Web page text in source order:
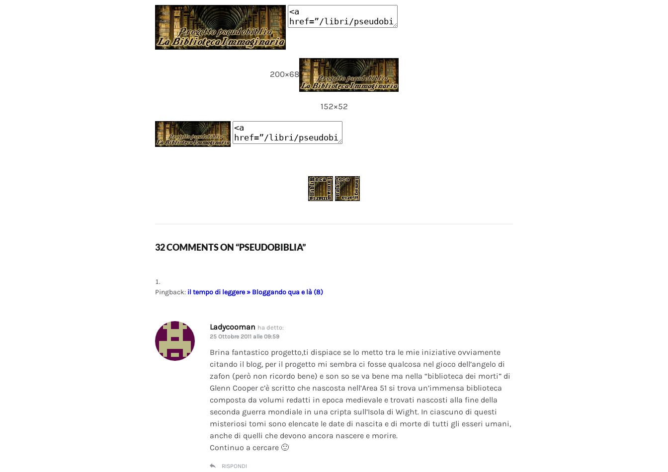
200×68
152×52
32 COMMENTS ON “PSEUDOBIBLIA”
Pingback: il tempo di leggere » Bloggando qua e là (8)
Ladycooman ha detto:
25 Ottobre 2011 alle 09:59
Brina fantastico progetto,ti dispiace se lo metto tra le mie iniziative ovviamente
citando il blog, per il progetto mi sembra ci fosse qualcosa nel gioco dell’angelo di
zafon (però non ricordo bene) e son so se va bene ma nella “biblioteca dei morti” di
Glenn Cooper c’è scritto che nascosta nell’Area 51 si trova un’immensa biblioteca
composta da volumi redatti in epoca medievale e trovati nascosti alla fine della
seconda guerra mondiale in una cripta sull’Isola di Wight. In ciascuno di questi
misteriosi tomi sono elencate le date di nascita e di morte di tutti gli esseri umani,
anche di quelli che devono ancora nascere e morire.
Continuo a cercare 🙂
RISPONDI